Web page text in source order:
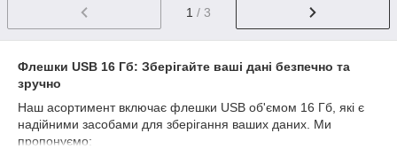
1 / 3
Флешки USB 16 Гб: Зберігайте ваші дані безпечно та
зручно
Наш асортимент включає флешки USB об'ємом 16 Гб, які є
надійними засобами для зберігання ваших даних. Ми
пропонуємо: